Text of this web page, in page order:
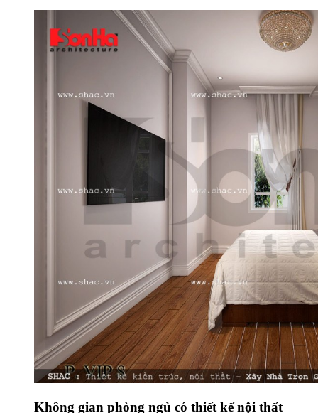
Không gian phòng ngủ có thiết kế nội thất